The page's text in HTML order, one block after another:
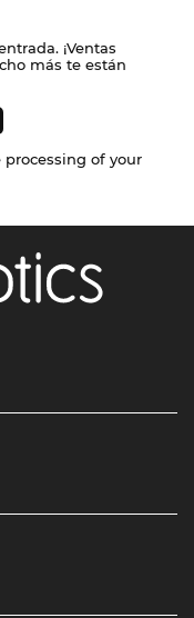
¡Ventas
más te están
of your